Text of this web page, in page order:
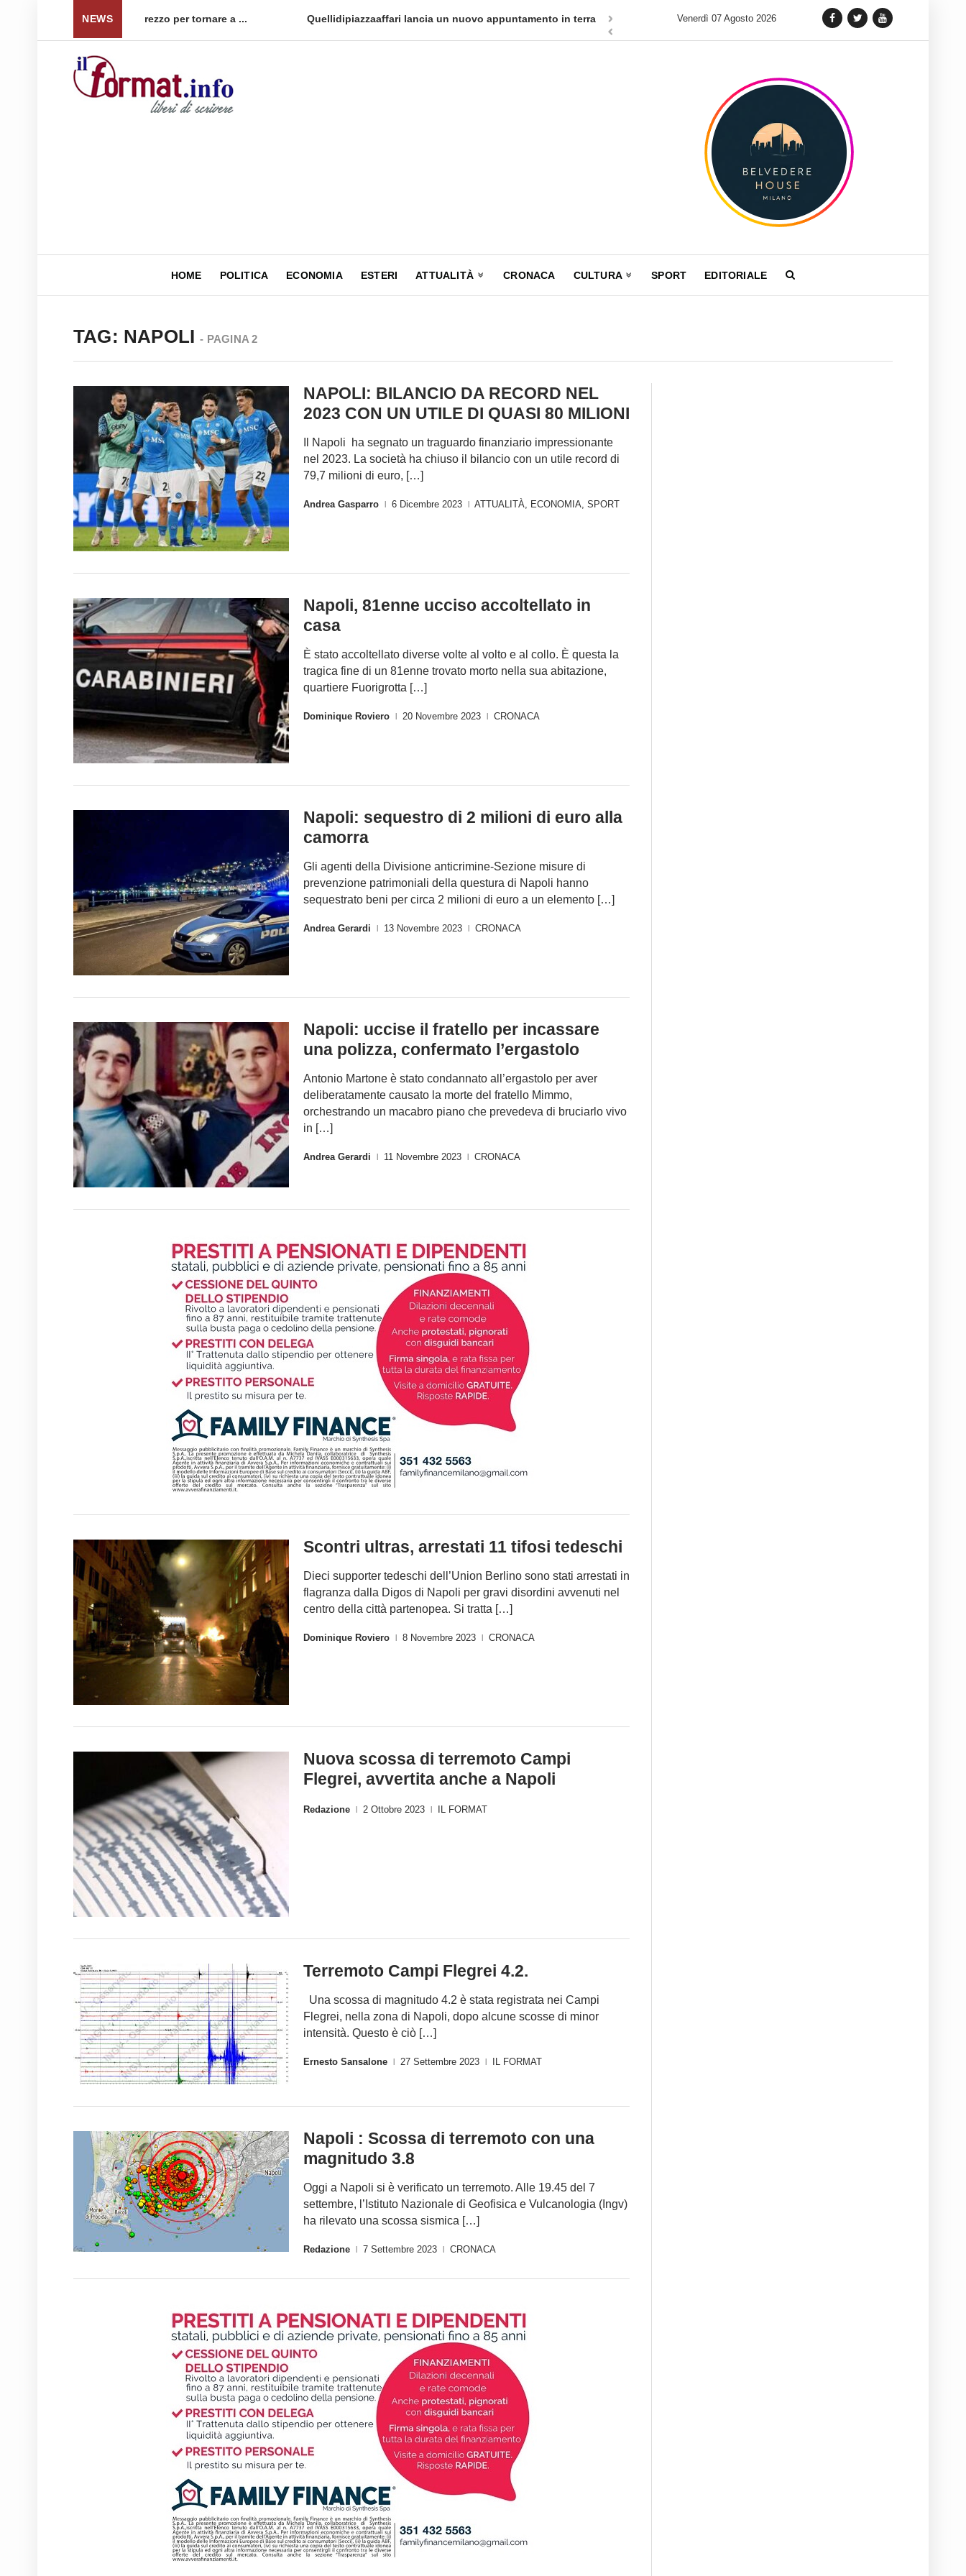
NEWS
per tornare a ... Quellidipiazzaaffari lancia un nuovo appuntamento in terra siciliana: Quellidipiazzatrinità Tag Heuer lancia una variante Limited Edition del Carrera Chronograph in
Venerdì 07 Agosto 2026
HOME POLITICA ECONOMIA ESTERI ATTUALITÀ CRONACA CULTURA SPORT EDITORIALE
TAG: NAPOLI- PAGINA 2
NAPOLI: BILANCIO DA RECORD NEL
2023 CON UN UTILE DI QUASI 80 MILIONI
Il Napoli ha segnato un traguardo finanziario impressionante
nel 2023. La società ha chiuso il bilancio con un utile record di
79,7 milioni di euro, […]
Andrea Gasparro 6 Dicembre 2023 ATTUALITÀ, ECONOMIA, SPORT
Napoli, 81enne ucciso accoltellato in
casa
È stato accoltellato diverse volte al volto e al collo. È questa la
tragica fine di un 81enne trovato morto nella sua abitazione,
quartiere Fuorigrotta […]
Dominique Roviero 20 Novembre 2023 CRONACA
Napoli: sequestro di 2 milioni di euro alla
camorra
Gli agenti della Divisione anticrimine-Sezione misure di
prevenzione patrimoniali della questura di Napoli hanno
sequestrato beni per circa 2 milioni di euro a un elemento […]
Andrea Gerardi 13 Novembre 2023 CRONACA
Napoli: uccise il fratello per incassare
una polizza, confermato l’ergastolo
Antonio Martone è stato condannato all’ergastolo per aver
deliberatamente causato la morte del fratello Mimmo,
orchestrando un macabro piano che prevedeva di bruciarlo vivo
in […]
Andrea Gerardi 11 Novembre 2023 CRONACA
Scontri ultras, arrestati 11 tifosi tedeschi
Dieci supporter tedeschi dell’Union Berlino sono stati arrestati in
flagranza dalla Digos di Napoli per gravi disordini avvenuti nel
centro della città partenopea. Si tratta […]
Dominique Roviero 8 Novembre 2023 CRONACA
Nuova scossa di terremoto Campi
Flegrei, avvertita anche a Napoli
Redazione 2 Ottobre 2023 IL FORMAT
Terremoto Campi Flegrei 4.2.
Una scossa di magnitudo 4.2 è stata registrata nei Campi
Flegrei, nella zona di Napoli, dopo alcune scosse di minor
intensità. Questo è ciò […]
Ernesto Sansalone 27 Settembre 2023 IL FORMAT
Napoli : Scossa di terremoto con una
magnitudo 3.8
Oggi a Napoli si è verificato un terremoto. Alle 19.45 del 7
settembre, l’Istituto Nazionale di Geofisica e Vulcanologia (Ingv)
ha rilevato una scossa sismica […]
Redazione 7 Settembre 2023 CRONACA